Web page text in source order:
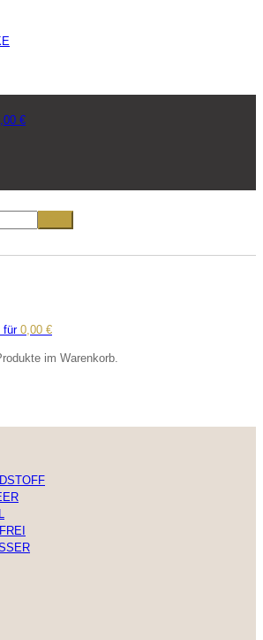
€
für 0,00 €
im Warenkorb.